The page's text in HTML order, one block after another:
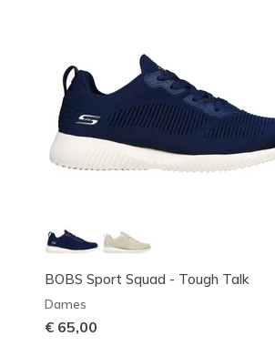
BOBS Sport Squad - Tough Talk
Dames
€ 65,00